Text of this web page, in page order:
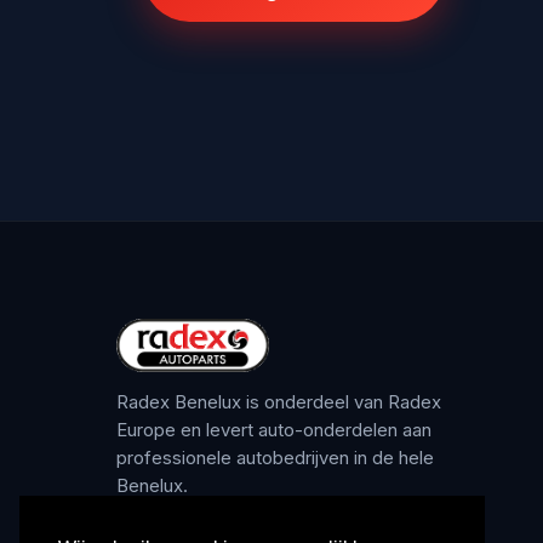
Radex Benelux is onderdeel van Radex
Europe en levert auto-onderdelen aan
professionele autobedrijven in de hele
Benelux.